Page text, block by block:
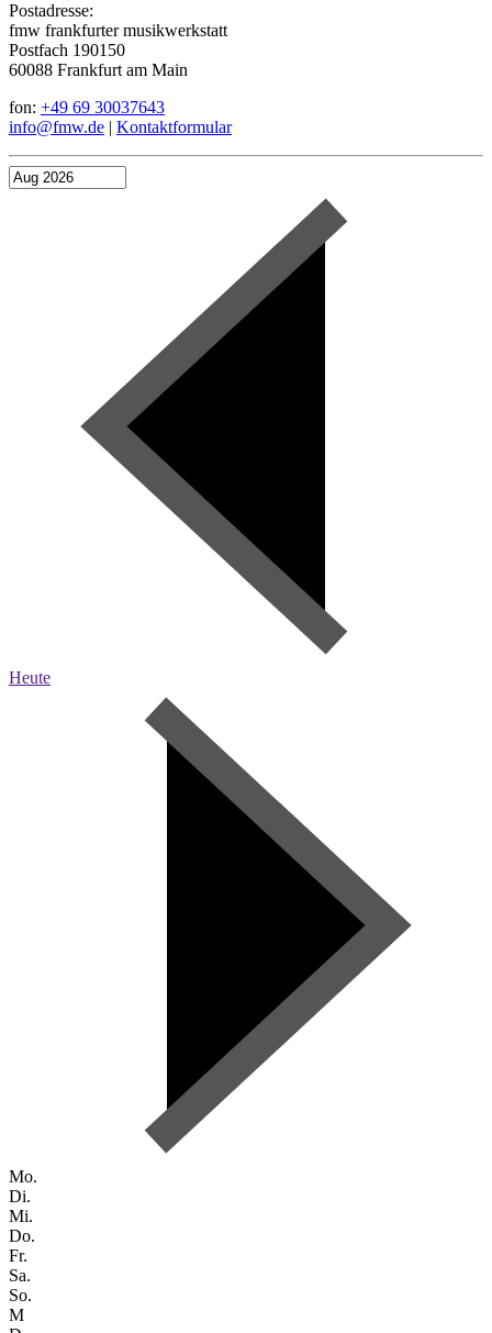
Postadresse:
fmw frankfurter musikwerkstatt
Postfach 190150
60088 Frankfurt am Main
fon: +49 69 30037643
info@fmw.de | Kontaktformular
Heute
Mo.
Di.
Mi.
Do.
Fr.
Sa.
So.
M